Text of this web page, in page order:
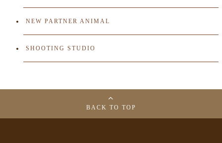
NEW PARTNER ANIMAL
SHOOTING STUDIO
BACK TO TOP